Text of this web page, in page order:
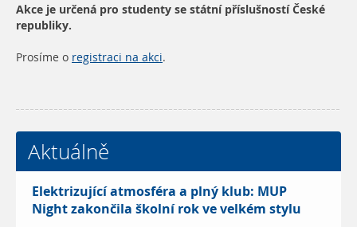
Akce je určená pro studenty se státní příslušností České
republiky.
Prosíme o registraci na akci.
Aktuálně
Elektrizující atmosféra a plný klub: MUP
Night zakončila školní rok ve velkém stylu